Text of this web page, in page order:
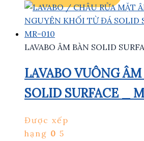
LAVABO ÂM BÀN SOLID
LAVABO VUÔNG
SOLID SURFACE _
Được xếp
hạng 0 5